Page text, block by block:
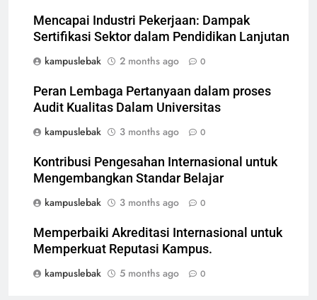
Mencapai Industri Pekerjaan: Dampak
Sertifikasi Sektor dalam Pendidikan Lanjutan
kampuslebak
2 months ago 0
Peran Lembaga Pertanyaan dalam proses
Audit Kualitas Dalam Universitas
kampuslebak
3 months ago 0
Kontribusi Pengesahan Internasional untuk
Mengembangkan Standar Belajar
kampuslebak
3 months ago 0
Memperbaiki Akreditasi Internasional untuk
Memperkuat Reputasi Kampus.
kampuslebak
5 months ago 0